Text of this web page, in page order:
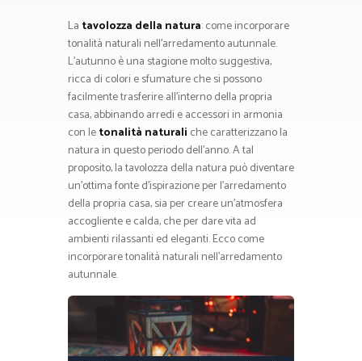
La tavolozza della natura: come incorporare
tonalità naturali nell’arredamento autunnale.
L’autunno è una stagione molto suggestiva,
ricca di colori e sfumature che si possono
facilmente trasferire all’interno della propria
casa, abbinando arredi e accessori in armonia
con letonalità naturali che caratterizzano la
natura in questo periodo dell’anno. A tal
proposito, la tavolozza della natura può diventare
un’ottima fonte d’ispirazione per l’arredamento
della propria casa, sia per creare un’atmosfera
accogliente e calda, che per dare vita ad
ambienti rilassanti ed eleganti. Ecco come
incorporare tonalità naturali nell’arredamento
autunnale.